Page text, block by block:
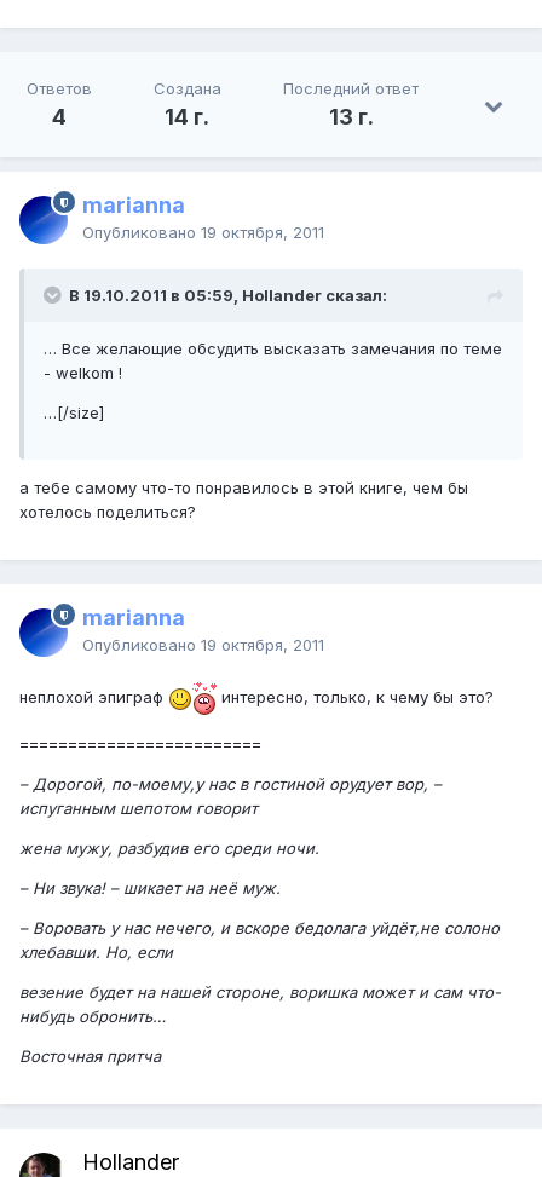
Ответов
4
Создана
14 г.
Последний ответ
13 г.
marianna
Опубликовано 19 октября, 2011
В 19.10.2011 в 05:59, Hollander сказал:
… Все желающие обсудить высказать замечания по теме
- welkom !
…[/size]
а тебе самому что-то понравилось в этой книге, чем бы
хотелось поделиться?
marianna
Опубликовано 19 октября, 2011
неплохой эпиграф интересно, только, к чему бы это?
=========================
– Дорогой, по-моему,у нас в гостиной орудует вор, –
испуганным шепотом говорит
жена мужу, разбудив его среди ночи.
– Ни звука! – шикает на неё муж.
– Воровать у нас нечего, и вскоре бедолага уйдёт,не солоно
хлебавши. Но, если
везение будет на нашей стороне, воришка может и сам что-
нибудь обронить…
Восточная притча
Hollander